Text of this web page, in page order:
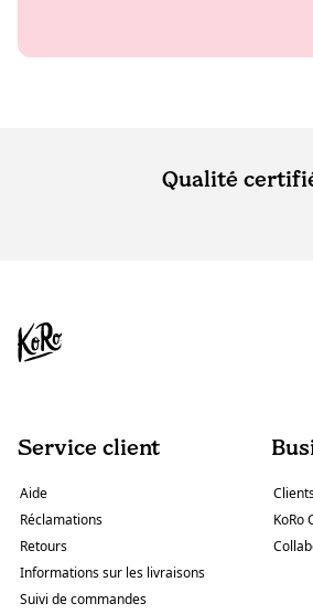
Qualité
Service client
Aide
Réclamations
Retours
Informations sur les livraisons
Suivi de commandes
KoRo